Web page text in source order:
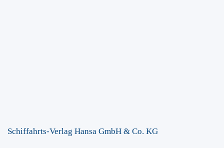
Schiffahrts-Verlag Hansa GmbH & Co. KG